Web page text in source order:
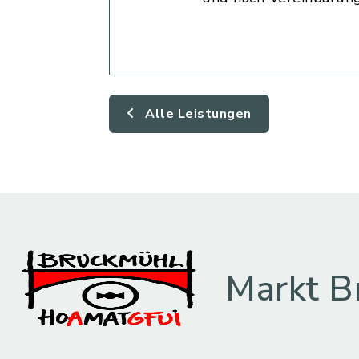
Alle Leistungen
Markt